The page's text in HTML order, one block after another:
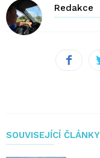
Redakce
SOUVISEJÍCÍ ČLÁNKY